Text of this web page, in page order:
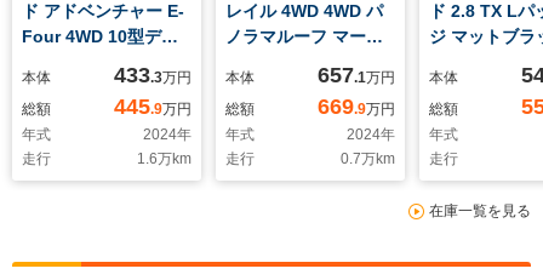
ド アドベンチャー E-
Four 4WD 10型ディ
ラ シートエアコン 禁
煙車 レーダークルー
ズ ブラインドスポッ
トモニター デジタル
インナーミラー
ルセグ ステアリング
本体 433.3万円
総額
445.9万円
年式
2024年
走行
1.6万km
レイル 4WD 4WD パ
ノラマルーフ マーク
全周囲カメラ デジタ
ルインナーミラー
AC100V電源 禁煙車
シートエアコン パワ
ーバックドア ヘッド
ンドスポットモニター
本体 657.1万円
総額
669.9万円
年式
2024年
走行
0.7万km
ド 2.8 TX Lパ
ジ マットブラ
ルターボ
後席モニター
BIGX ベージ
ト シートエア
ーフティセン
ダークルーズ
LEDヘッド フ
本体
総額
年式
走行
在庫一覧を見る